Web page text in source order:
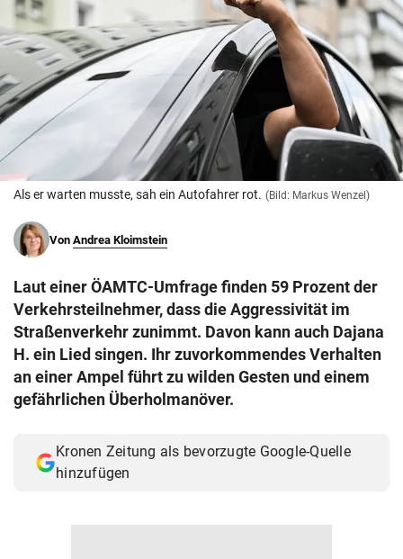
search
Suchbegriff
eingeben
© Krone Multimedia GmbH & Co KG 2026
Muthgasse 2, 1190 Wien
Als er warten musste, sah ein Autofahrer rot. (Bild: Markus Wenzel)
Von Andrea Kloimstein
Laut einer ÖAMTC-Umfrage finden 59 Prozent der
Verkehrsteilnehmer, dass die Aggressivität im
Straßenverkehr zunimmt. Davon kann auch Dajana
H. ein Lied singen. Ihr zuvorkommendes Verhalten
an einer Ampel führt zu wilden Gesten und einem
gefährlichen Überholmanöver.
Kronen Zeitung als bevorzugte Google-Quelle
hinzufügen